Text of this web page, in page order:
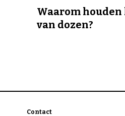
Waarom houden
van dozen?
Contact